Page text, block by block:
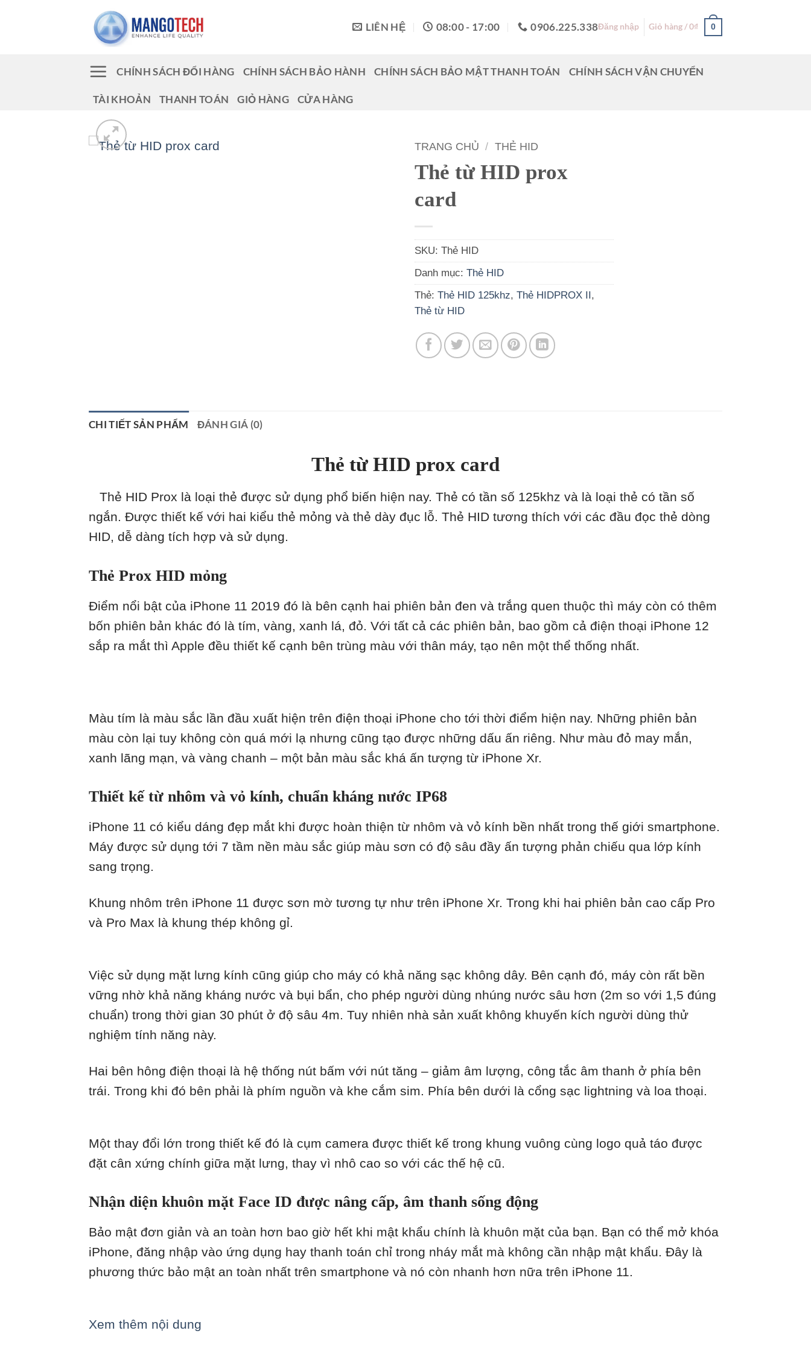
LIÊN HỆ 08:00 - 17:00 0906.225.338Đăng nhập Giỏ hàng /0₫ 0
CHÍNH SÁCH ĐỔI HÀNG CHÍNH SÁCH BẢO HÀNH CHÍNH SÁCH BẢO MẬT THANH TOÁN CHÍNH SÁCH VẬN CHUYỂN
TÀI KHOẢN THANH TOÁN GIỎ HÀNG CỬA HÀNG
TRANG CHỦ / THẺ HID
Thẻ từ HID prox
card
SKU: Thẻ HID
Danh mục: Thẻ HID
Thẻ: Thẻ HID 125khz, Thẻ HIDPROX II ,
Thẻ từ HID
CHI TIẾT SẢN PHẨM ĐÁNH GIÁ (0)
Thẻ từ HID prox card
Thẻ HID Prox là loại thẻ được sử dụng phổ biến hiện nay. Thẻ có tần số 125khz và là loại thẻ có tần số
ngắn. Được thiết kế với hai kiểu thẻ mỏng và thẻ dày đục lỗ. Thẻ HID tương thích với các đầu đọc thẻ dòng
HID, dễ dàng tích hợp và sử dụng.
Thẻ Prox HID mỏng
Điểm nổi bật của iPhone 11 2019 đó là bên cạnh hai phiên bản đen và trắng quen thuộc thì máy còn có thêm
bốn phiên bản khác đó là tím, vàng, xanh lá, đỏ. Với tất cả các phiên bản, bao gồm cả điện thoại iPhone 12
sắp ra mắt thì Apple đều thiết kế cạnh bên trùng màu với thân máy, tạo nên một thể thống nhất.
Màu tím là màu sắc lần đầu xuất hiện trên điện thoại iPhone cho tới thời điểm hiện nay. Những phiên bản
màu còn lại tuy không còn quá mới lạ nhưng cũng tạo được những dấu ấn riêng. Như màu đỏ may mắn,
xanh lãng mạn, và vàng chanh – một bản màu sắc khá ấn tượng từ iPhone Xr.
Thiết kế từ nhôm và vỏ kính, chuẩn kháng nước IP68
iPhone 11 có kiểu dáng đẹp mắt khi được hoàn thiện từ nhôm và vỏ kính bền nhất trong thế giới smartphone.
Máy được sử dụng tới 7 tầm nền màu sắc giúp màu sơn có độ sâu đầy ấn tượng phản chiếu qua lớp kính
sang trọng.
Khung nhôm trên iPhone 11 được sơn mờ tương tự như trên iPhone Xr. Trong khi hai phiên bản cao cấp Pro
và Pro Max là khung thép không gỉ.
Việc sử dụng mặt lưng kính cũng giúp cho máy có khả năng sạc không dây. Bên cạnh đó, máy còn rất bền
vững nhờ khả năng kháng nước và bụi bẩn, cho phép người dùng nhúng nước sâu hơn (2m so với 1,5 đúng
chuẩn) trong thời gian 30 phút ở độ sâu 4m. Tuy nhiên nhà sản xuất không khuyến kích người dùng thử
nghiệm tính năng này.
Hai bên hông điện thoại là hệ thống nút bấm với nút tăng – giảm âm lượng, công tắc âm thanh ở phía bên
trái. Trong khi đó bên phải là phím nguồn và khe cắm sim. Phía bên dưới là cổng sạc lightning và loa thoại.
Một thay đổi lớn trong thiết kế đó là cụm camera được thiết kế trong khung vuông cùng logo quả táo được
đặt cân xứng chính giữa mặt lưng, thay vì nhô cao so với các thế hệ cũ.
Nhận diện khuôn mặt Face ID được nâng cấp, âm thanh sống động
Bảo mật đơn giản và an toàn hơn bao giờ hết khi mật khẩu chính là khuôn mặt của bạn. Bạn có thể mở khóa
iPhone, đăng nhập vào ứng dụng hay thanh toán chỉ trong nháy mắt mà không cần nhập mật khẩu. Đây là
phương thức bảo mật an toàn nhất trên smartphone và nó còn nhanh hơn nữa trên iPhone 11.
Xem thêm nội dung